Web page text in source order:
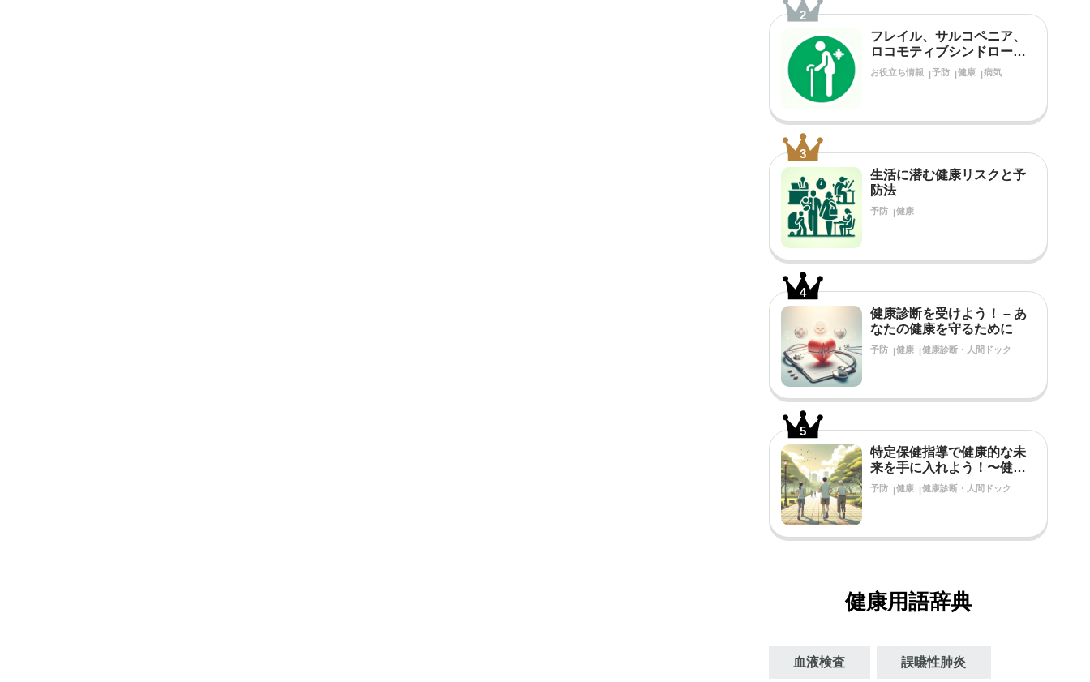
2
フレイル、サルコペニア、
ロコモティブシンドローム
をご存知ですか？
お役立ち情報 予防 健康 病気
3
生活に潜む健康リスクと予
防法
予防 健康
4
健康診断を受けよう！ – あ
なたの健康を守るために
予防 健康 健康診断・人間ドック
5
特定保健指導で健康的な未
来を手に入れよう！〜健診
結果で生活習慣の改善が必
要だと言われたあなたへ〜
予防 健康 健康診断・人間ドック
健康用語辞典
血液検査 誤嚥性肺炎